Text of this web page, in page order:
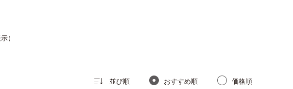
）
並び順 おすすめ順 価格順